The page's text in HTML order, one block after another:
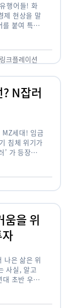
행어들! 화
제 현상을 말
붙여 특정
크플레이션
N잡러
MZ세대! 임금
침체 위기가
가 등장했습
움을 위
나은 삶은 위
사실, 알고
초반 우리